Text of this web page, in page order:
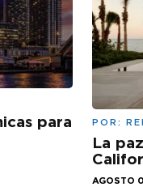
para
POR:
La
AGOSTO